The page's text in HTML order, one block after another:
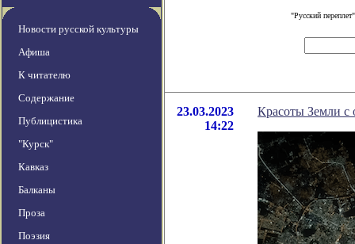
Новости русской культуры
Афиша
К читателю
Содержание
Публицистика
"Курск"
Кавказ
Балканы
Проза
Поэзия
"Русский
23.03.2023
14:22
Красоты Земли с